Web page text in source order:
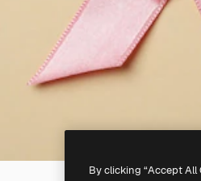
By clicking “Accept All